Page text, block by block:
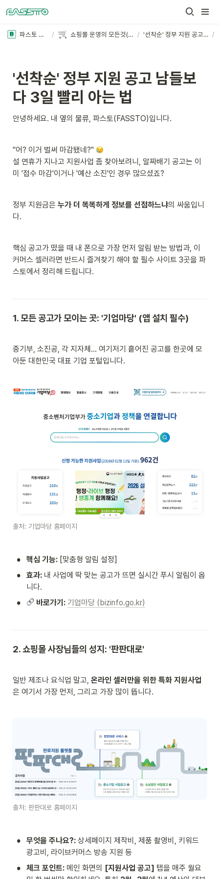
파스토 블로그 / 쇼핑몰 운영의 모든것(더보기+) / '선착순' 정부 지원 공고 남들보다 3일 빨리 아는 법 /
'선착순' 정부 지원 공고 남들보
다 3일 빨리 아는 법
안녕하세요. 내 옆의 물류, 파스토(FASSTO)입니다.
"어? 이거 벌써 마감됐네?"
설 연휴가 지나고 지원사업 좀 찾아보려니, 알짜배기 공고는 이
미 '접수 마감'이거나 '예산 소진'인 경우 많으셨죠?
정부 지원금은 누가 더 똑똑하게 정보를 선점하느냐의 싸움입니
다.
핵심 공고가 떴을 때 내 폰으로 가장 먼저 알림 받는 방법과, 이
커머스 셀러라면 반드시 즐겨찾기 해야 할 필수 사이트 3곳을 파
스토에서 정리해 드립니다.
1. 모든 공고가 모이는 곳: '기업마당' (앱 설치 필수)
중기부, 소진공, 각 지자체... 여기저기 흩어진 공고를 한곳에 모
아둔 대한민국 대표 기업 포털입니다.
출처: 기업마당 홈페이지
• 핵심 기능: [맞춤형 알림 설정]
• 효과: 내 사업에 딱 맞는 공고가 뜨면 실시간 푸시 알림이 옵
니다.
• 바로가기: 기업마당 (bizinfo.go.kr)
2. 쇼핑몰 사장님들의 성지: '판판대로'
일반 제조나 요식업 말고, 온라인 셀러만을 위한 특화 지원사업
은 여기서 가장 먼저, 그리고 가장 많이 뜹니다.
출처: 판판대로 홈페이지
• 무엇을 주나요?: 상세페이지 제작비, 제품 촬영비, 키워드
광고비, 라이브커머스 방송 지원 등
• 체크 포인트: 메인 화면의 [지원사업 공고] 탭을 매주 월요